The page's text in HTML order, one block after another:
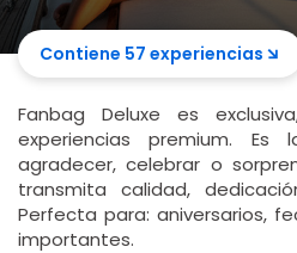
Contiene 57 experiencias
Fanbag Deluxe es
experiencias premium.
agradecer, celebrar o
transmita calidad,
Perfecta para: aniversarios,
importantes.